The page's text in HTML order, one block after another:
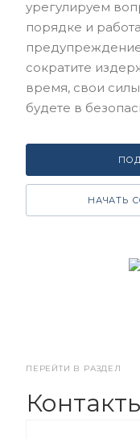
урегулируем
порядке и
сократите
время, свои
будете в
НАЧАТЬ
ПЕРЕЙТИ В РАЗДЕЛ